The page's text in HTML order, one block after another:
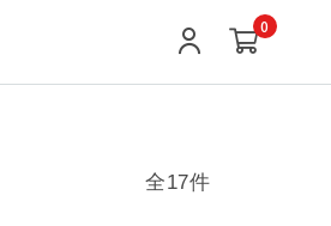
0
全17件